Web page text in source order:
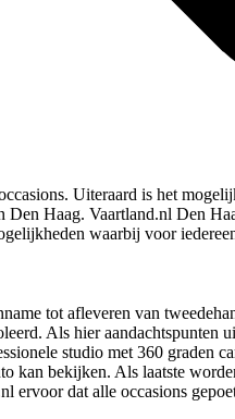
Uiteraard is het
Haag. Vaartland.nl Den
waarbij voor
tot afleveren van
Als hier aandachtspunten
studio met 360 graden
kan bekijken. Als laatste
ervoor dat alle occasions